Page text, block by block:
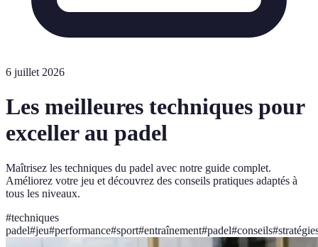
6 juillet 2026
Les meilleures techniques pour
exceller au padel
Maîtrisez les techniques du padel avec notre guide complet.
Améliorez votre jeu et découvrez des conseils pratiques adaptés à
tous les niveaux.
#techniques
padel#jeu#performance#sport#entraînement#padel#conseils#